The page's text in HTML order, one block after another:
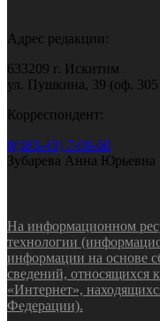
Адрес редакции:
633209 г. Искитим
ул. Пушкина, 39 (оф. 305
Корреспондент:
8(383-43) 7-90-60
Зубарева Анна Юрьевна
На информационном
технологии
информации на основе
сведений, относящихся
«Интернет»,
Федерации).